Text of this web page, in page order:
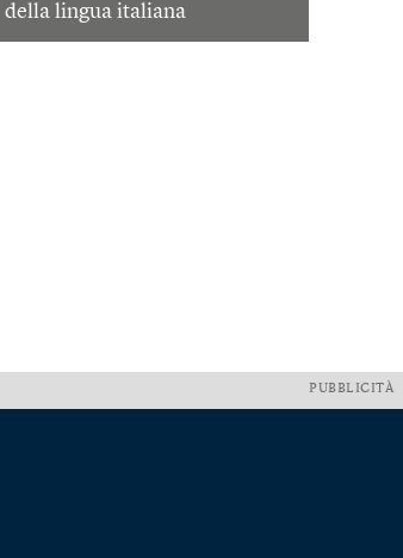
della lingua italiana
PUBBLICITÀ